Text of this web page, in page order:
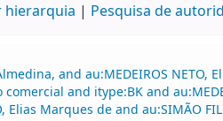
hierarquia Pesquisa de
and au:MEDEIROS
and itype:BK and
Elias Marques de and au:SIMÃO